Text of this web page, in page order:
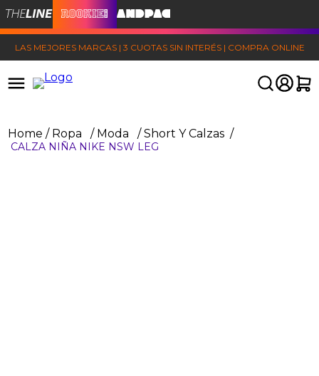
LAS MEJORES MARCAS | 3 CUOTAS SIN INTERÉS | COMPRA ONLINE
Ropa Moda Short Y Calzas
CALZA NIÑA NIKE NSW LEG